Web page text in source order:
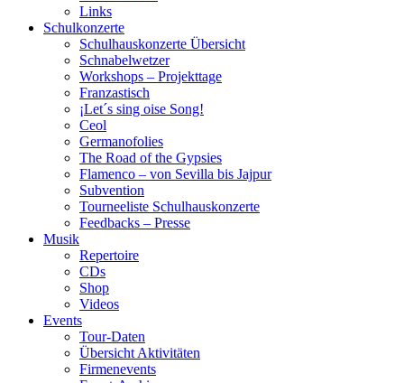
Links
Schulkonzerte
Schulhauskonzerte Übersicht
Schnabelwetzer
Workshops – Projekttage
Franzastisch
¡Let´s sing oise Song!
Ceol
Germanofolies
The Road of the Gypsies
Flamenco – von Sevilla bis Jajpur
Subvention
Tourneeliste Schulhauskonzerte
Feedbacks – Presse
Musik
Repertoire
CDs
Shop
Videos
Events
Tour-Daten
Übersicht Aktivitäten
Firmenevents